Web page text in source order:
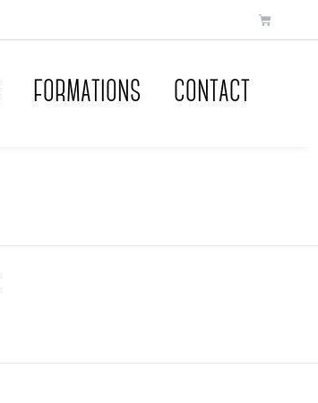
FORMATIONS CONTACT